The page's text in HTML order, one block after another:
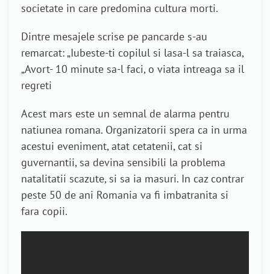
societate in care predomina cultura morti.
Dintre mesajele scrise pe pancarde s-au
remarcat: „Iubeste-ti copilul si lasa-l sa traiasca,
„Avort- 10 minute sa-l faci, o viata intreaga sa il
regreti
Acest mars este un semnal de alarma pentru
natiunea romana. Organizatorii spera ca in urma
acestui eveniment, atat cetatenii, cat si
guvernantii, sa devina sensibili la problema
natalitatii scazute, si sa ia masuri. In caz contrar
peste 50 de ani Romania va fi imbatranita si
fara copii.